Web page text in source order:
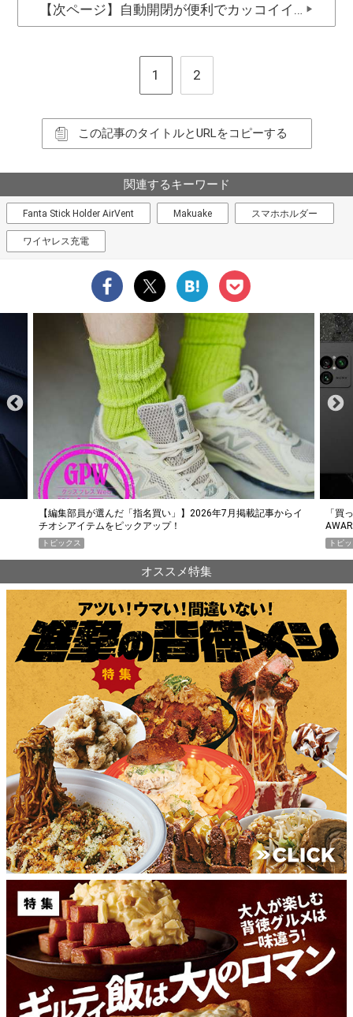
【次ページ】自動開閉が便利でカッコイイ… ▶
1 2
この記事のタイトルとURLをコピーする
関連するキーワード
Fanta Stick Holder AirVent Makuake スマホホルダー
ワイヤレス充電
「買って損なし」の極上スマホ5選【GoodsPress 2026上半期
AWARD】
トピックス
薄着
PR
オススメ特集